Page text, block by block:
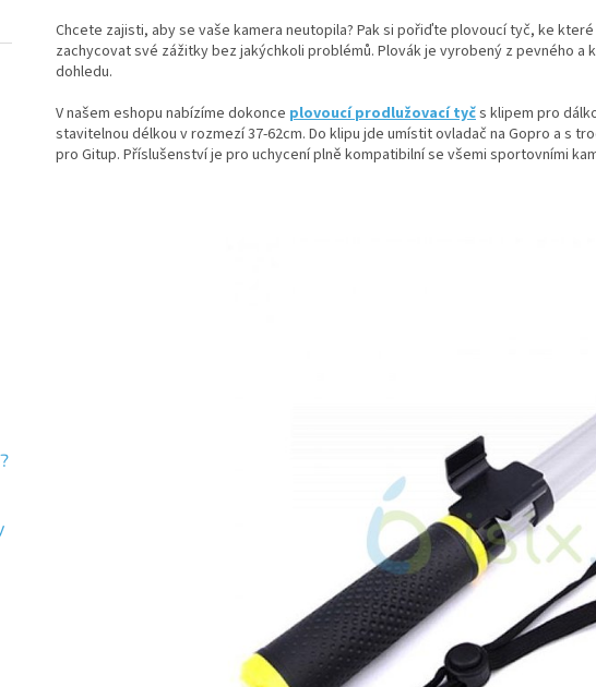
Chcete zajisti, aby se vaše kamera neutopila? Pak si pořiďte plovoucí tyč, ke
zachycovat své zážitky bez jakýchkoli problémů. Plovák je vyrobený z pevného
dohledu.
V našem eshopu nabízíme dokonce plovoucí prodlužovací tyčs klipem pro
stavitelnou délkou v rozmezí 37-62cm. Do klipu jde umístit ovladač na Gopro a s
pro Gitup. Příslušenství je pro uchycení plně kompatibilní se všemi sportovními